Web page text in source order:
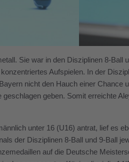
Sie war in den Disziplinen 8-Ball
Aufspielen. In der
nicht den Hauch einer Chance
geben. Somit erreichte
unter 16 (U16) antrat, lief es
der Disziplinen 8-Ball und 9-Ball
auf die Deutsche